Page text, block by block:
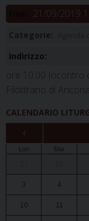
21/09/2019
Categorie:
Indirizzo:
ore 10.00
Filottrano di Ancona
CALENDARIO
‹
Lun Mar
3 4
10 11